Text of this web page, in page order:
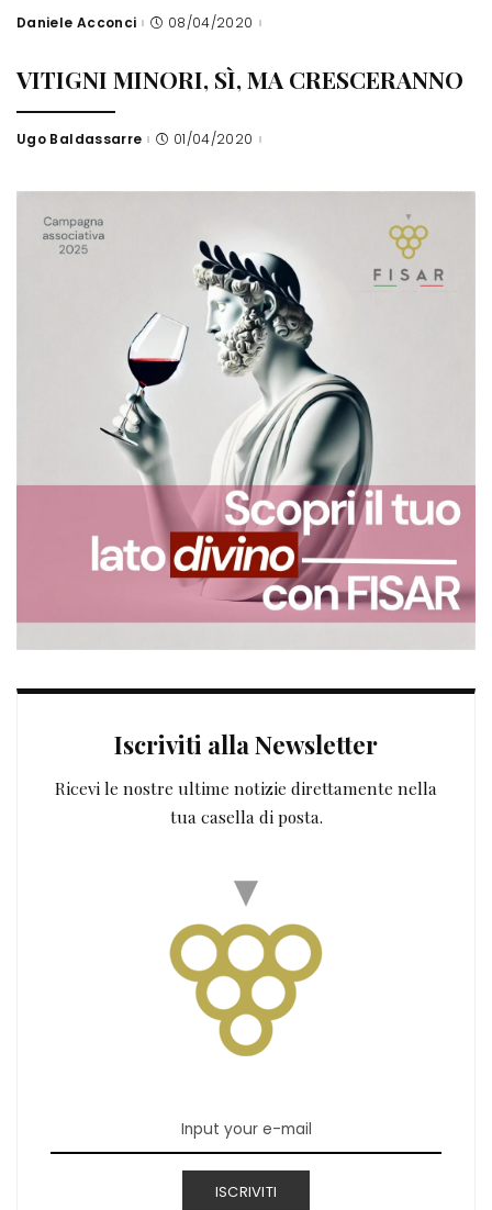
Posted
Daniele Acconci 08/04/2020
VITIGNI MINORI, SÌ, MA CRESCERANNO
Posted
Ugo Baldassarre 01/04/2020
Iscriviti alla Newsletter
Ricevi le nostre ultime notizie direttamente nella
tua casella di posta.
ISCRIVITI